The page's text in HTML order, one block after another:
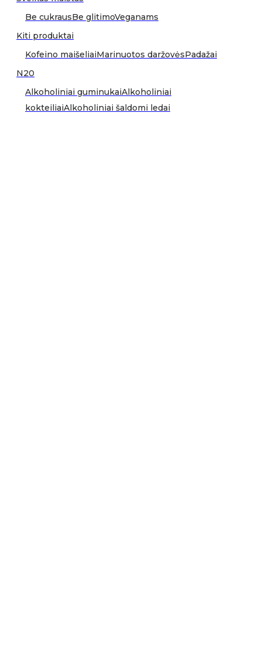
Be cukrausBe glitimoVeganams
Kiti produktai
Kofeino maišeliaiMarinuotos daržovėsPadažai
N20
Alkoholiniai guminukaiAlkoholiniai
kokteiliaiAlkoholiniai šaldomi ledai